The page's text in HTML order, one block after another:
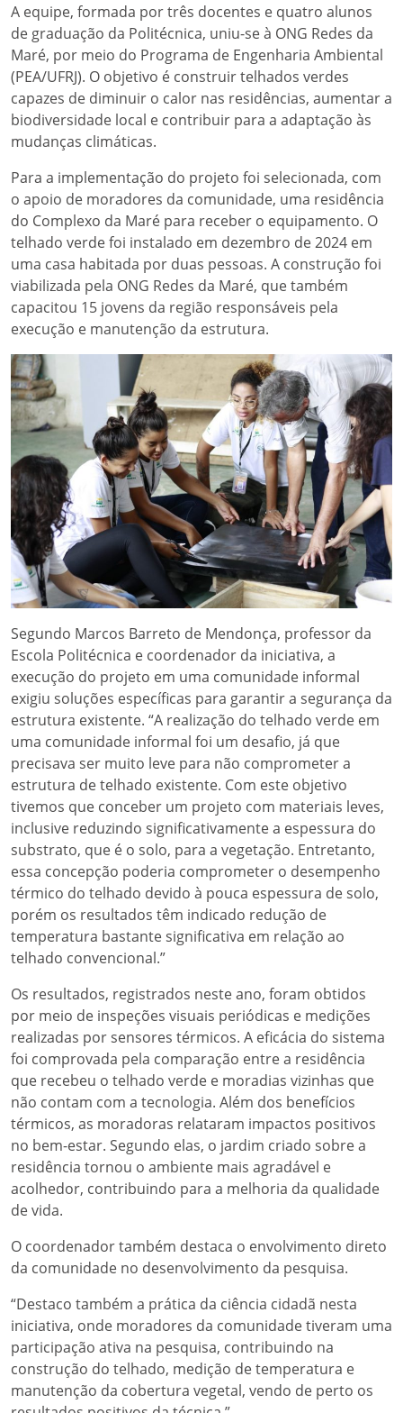
A equipe, formada por três docentes e quatro alunos
de graduação da Politécnica, uniu-se à ONG Redes da
Maré, por meio do Programa de Engenharia Ambiental
(PEA/UFRJ). O objetivo é construir telhados verdes
capazes de diminuir o calor nas residências, aumentar a
biodiversidade local e contribuir para a adaptação às
mudanças climáticas.
Para a implementação do projeto foi selecionada, com
o apoio de moradores da comunidade, uma residência
do Complexo da Maré para receber o equipamento. O
telhado verde foi instalado em dezembro de 2024 em
uma casa habitada por duas pessoas. A construção foi
viabilizada pela ONG Redes da Maré, que também
capacitou 15 jovens da região responsáveis pela
execução e manutenção da estrutura.
Segundo Marcos Barreto de Mendonça, professor da
Escola Politécnica e coordenador da iniciativa, a
execução do projeto em uma comunidade informal
exigiu soluções específicas para garantir a segurança da
estrutura existente. “A realização do telhado verde em
uma comunidade informal foi um desafio, já que
precisava ser muito leve para não comprometer a
estrutura de telhado existente. Com este objetivo
tivemos que conceber um projeto com materiais leves,
inclusive reduzindo significativamente a espessura do
substrato, que é o solo, para a vegetação. Entretanto,
essa concepção poderia comprometer o desempenho
térmico do telhado devido à pouca espessura de solo,
porém os resultados têm indicado redução de
temperatura bastante significativa em relação ao
telhado convencional.”
Os resultados, registrados neste ano, foram obtidos
por meio de inspeções visuais periódicas e medições
realizadas por sensores térmicos. A eficácia do sistema
foi comprovada pela comparação entre a residência
que recebeu o telhado verde e moradias vizinhas que
não contam com a tecnologia. Além dos benefícios
térmicos, as moradoras relataram impactos positivos
no bem-estar. Segundo elas, o jardim criado sobre a
residência tornou o ambiente mais agradável e
acolhedor, contribuindo para a melhoria da qualidade
de vida.
O coordenador também destaca o envolvimento direto
da comunidade no desenvolvimento da pesquisa.
“Destaco também a prática da ciência cidadã nesta
iniciativa, onde moradores da comunidade tiveram uma
participação ativa na pesquisa, contribuindo na
construção do telhado, medição de temperatura e
manutenção da cobertura vegetal, vendo de perto os